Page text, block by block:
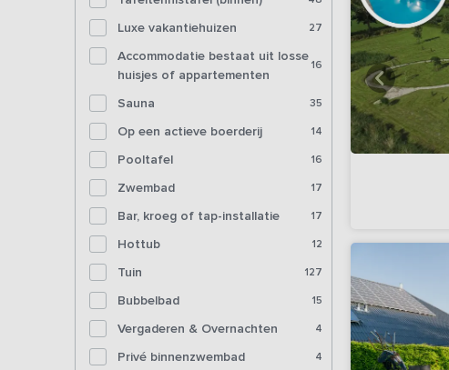
Luxe vakantiehuizen 27
Accommodatie bestaat uit losse
huisjes of appartementen
16
Sauna 35
Op een actieve boerderij 14
Pooltafel 16
Zwembad 17
Bar, kroeg of tap-installatie 17
Hottub 12
Tuin 127
Bubbelbad 15
Vergaderen & Overnachten 4
Privé binnenzwembad 4